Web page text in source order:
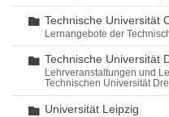
Ordner
Technische Universität
Lernangebote der
Ordner
Technische Universität
Lehrveranstaltungen und
Technischen Universität
Ordner
Universität Leipzig